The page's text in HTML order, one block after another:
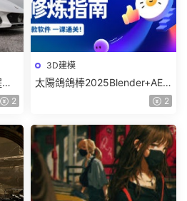
高
2
3D建模
太陽鴿鴿棒2025Blender+AE
超級修煉指南【畫質高清有部2